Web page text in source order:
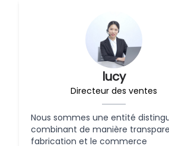
lucy
Directeur des ventes
Nous sommes une entité
combinant de manière
fabrication et le commerce